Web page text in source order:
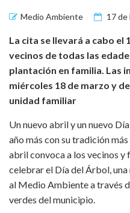
Medio Ambiente 17 de
La cita se llevará a cabo el
vecinos de todas las
plantación en familia. Las
miércoles 18 de marzo y
unidad familiar
Un nuevo abril y un nuevo
año más con su tradición
abril convoca a los vecinos y
celebrar el Día del Árbol,
al Medio Ambiente a través
verdes del municipio.